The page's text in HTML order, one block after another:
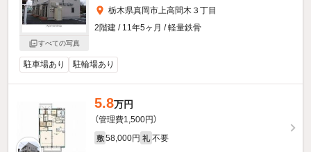
すべての写真
栃木県真岡市上高間木３丁目
2階建 / 11年5ヶ月 / 軽量鉄骨
駐車場あり 駐輪場あり
5.8万円
（管理費1,500円）
敷 58,000円 礼 不要